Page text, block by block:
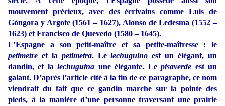
mouvement précieux, avec des écrivains comme Luis de
Góngora y Argote (1561 – 1627), Alonso de Ledesma (1552 –
1623) et Francisco de Quevedo (1580 – 1645).
L’Espagne a son petit-maître et sa petite-maîtresse : le
petimetre et la petimetra. Lelechuguino est un élégant, un
dandin, et lalechuguina une élégante. Lepisaverde est un
galant. D’après l’article cité à la fin de ce paragraphe, ce nom
viendrait du fait que ce gandin marche sur la pointe des
pieds, à la manière d’une personne traversant une prairie